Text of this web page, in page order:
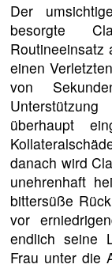
Der
besorgte
Routineeinsatz
einen
von
überhaupt
danach wird
unehrenhaft
bittersüße
vor
endlich seine
Frau unter die